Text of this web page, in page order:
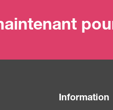
Information